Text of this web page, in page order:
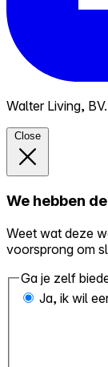
Walter Living,
Close
We hebben
Weet wat deze
voorsprong om
Ga je zelf
Ja, ik wil